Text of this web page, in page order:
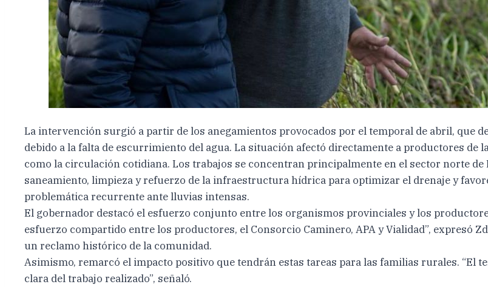
La intervención surgió a partir de los anegamientos provocados por el temporal de abril, que
debido a la falta de escurrimiento del agua. La situación afectó directamente a productores
como la circulación cotidiana. Los trabajos se concentran principalmente en el sector norte de
saneamiento, limpieza y refuerzo de la infraestructura hídrica para optimizar el drenaje y
problemática recurrente ante lluvias intensas.
El gobernador destacó el esfuerzo conjunto entre los organismos provinciales y los
esfuerzo compartido entre los productores, el Consorcio Caminero, APA y Vialidad”, expresó
un reclamo histórico de la comunidad.
Asimismo, remarcó el impacto positivo que tendrán estas tareas para las familias rurales. “El
clara del trabajo realizado”, señaló.